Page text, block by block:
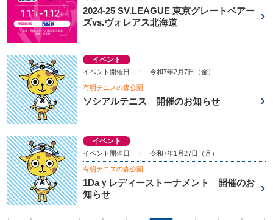
2024-25 SV.LEAGUE 東京グレートベアー
ズvs.ヴォレアス北海道
イベント
イベント開催日 ： 令和7年2月7日（金）
有明テニスの森公園
ソシアルテニス 開催のお知らせ
イベント
イベント開催日 ： 令和7年1月27日（月）
有明テニスの森公園
1Daｙレディーストーナメント 開催のお
知らせ